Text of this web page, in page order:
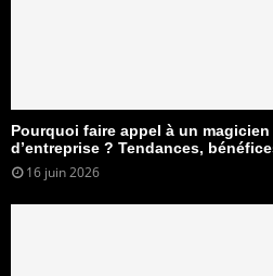
Pourquoi faire appel à un
d’entreprise ? Tendances,
16 juin 2026